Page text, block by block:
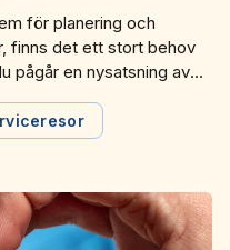
för planering och
finns det ett stort behov
pågår en nysatsning av
sekreterare och kassör.